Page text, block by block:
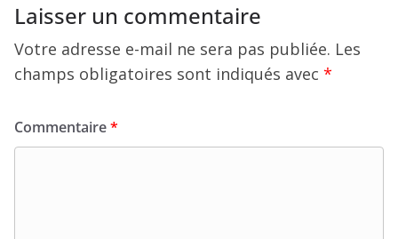
Laisser un commentaire
Votre adresse e-mail ne sera pas publiée. Les
champs obligatoires sont indiqués avec *
Commentaire*